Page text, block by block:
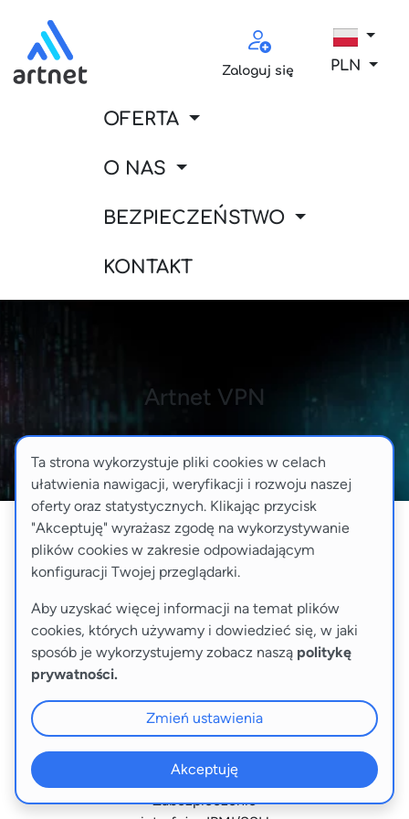
OFERTA
O NAS
BEZPIECZEŃSTWO
KONTAKT
Zaloguj się PLN
Artnet VPN
Artnet VPN to usługa, która umożliwia bezpieczne
połączenie z serwerem dedykowanym, VPS lub
sprawdzonej technologii IPsec konfigurujemy
dedykowane połączenie VPN, dostępne w zależności od
Twoich potrzeb – w trybie host<->site lub site<->site.
Koszt usługi wynosi 79 zł netto miesięcznie.
Zabezpieczenie
Ta strona wykorzystuje pliki cookies w celach
ułatwienia nawigacji, weryfikacji i rozwoju naszej
oferty oraz statystycznych. Klikając przycisk
"Akceptuję" wyrażasz zgodę na wykorzystywanie
plików cookies w zakresie odpowiadającym
konfiguracji Twojej przeglądarki.
Aby uzyskać więcej informacji na temat plików
cookies, których używamy i dowiedzieć się, w jaki
sposób je wykorzystujemy zobacz naszą politykę
prywatności.
Zmień ustawienia
Akceptuję